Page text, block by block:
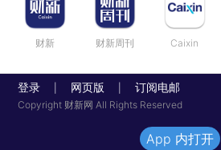
财新 财新周刊 Caixin
登录 网页版 订阅电邮
Copyright 财新网 All Rights Reserved
App 内打开